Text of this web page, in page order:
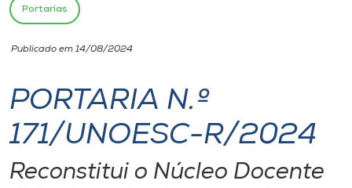
Unoesc
Internacionalização
I.nova
Portarias
Publicado em 14/08/2024
PORTARIA N.º
171/UNOESC-R/2024
Reconstitui o Núcleo Docente